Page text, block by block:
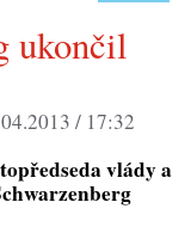
/ 17:32
vlády a